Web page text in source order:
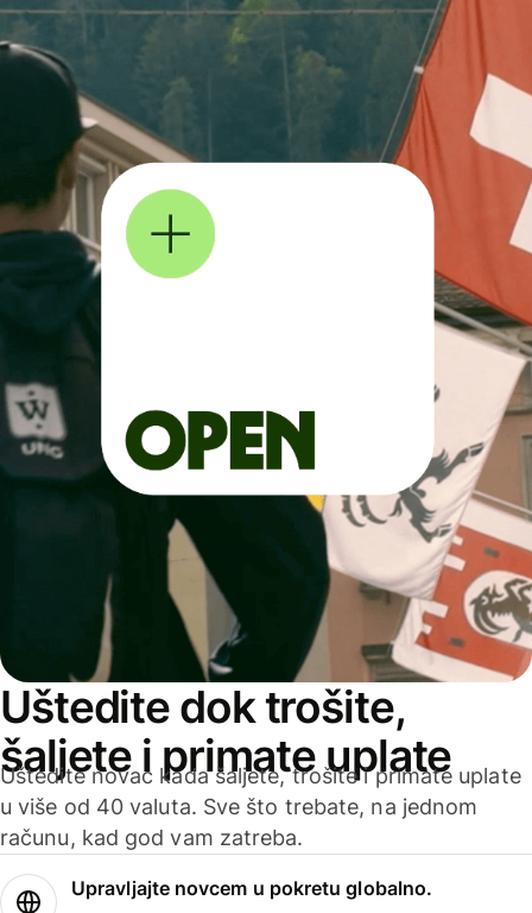
Uštedite dok trošite,
šaljete i primate uplate
Uštedite novac kada šaljete, trošite i primate uplate
u više od 40 valuta. Sve što trebate, na jednom
računu, kad god vam zatreba.
Upravljajte novcem u pokretu globalno.